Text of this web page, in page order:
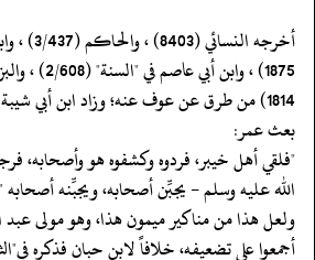
1814) من طرق عن عوف عنه؛ وزاد ابن أبي شيبة
بعث عمر:
‏‏‏‏"فلقي أهل خيبر، فردوه وكشفوه هو وأصحابه،
الله عليه وسلم - يجبِّن أصحابه، ويجبِّنه أصحابه
‏‏‏‏ولعل هذا من مناكير ميمون هذا، وهو مولى عبد